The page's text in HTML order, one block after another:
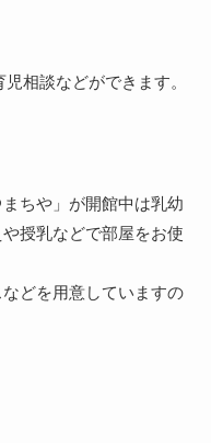
相談などができます。
ちや」が開館中は乳幼
授乳などで部屋をお使
どを用意していますの